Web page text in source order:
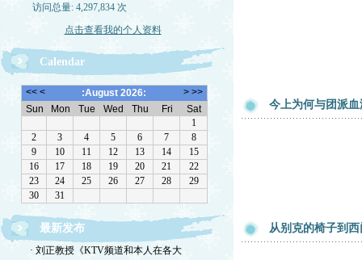
访问总量: 4,297,834 次
点击查看我的个人资料
Calendar
最新发布
· 刘正教授《KTV频道和本人在各大
今上为何与团派
从别克的椅子到